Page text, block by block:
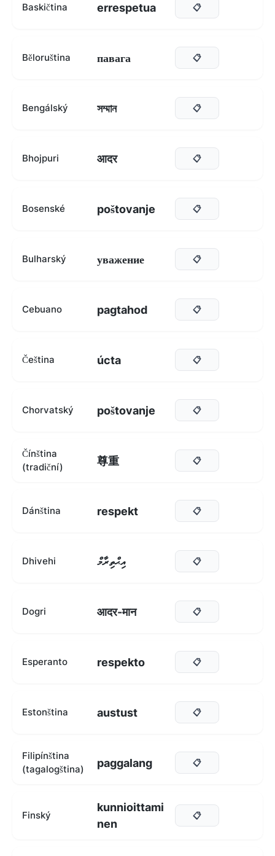
Baskičtina errespetua 📋
Běloruština павага 📋
Bengálský সম্মান 📋
Bhojpuri आदर 📋
Bosenské poštovanje 📋
Bulharský уважение 📋
Cebuano pagtahod 📋
Čeština úcta 📋
Chorvatský poštovanje 📋
Čínština
(tradiční)
尊重 📋
Dánština respekt 📋
Dhivehi އިޙްތިރާމް 📋
Dogri आदर-मान 📋
Esperanto respekto 📋
Estonština austust 📋
Filipínština
(tagalogština)
paggalang 📋
Finský
kunnioittami
nen
📋